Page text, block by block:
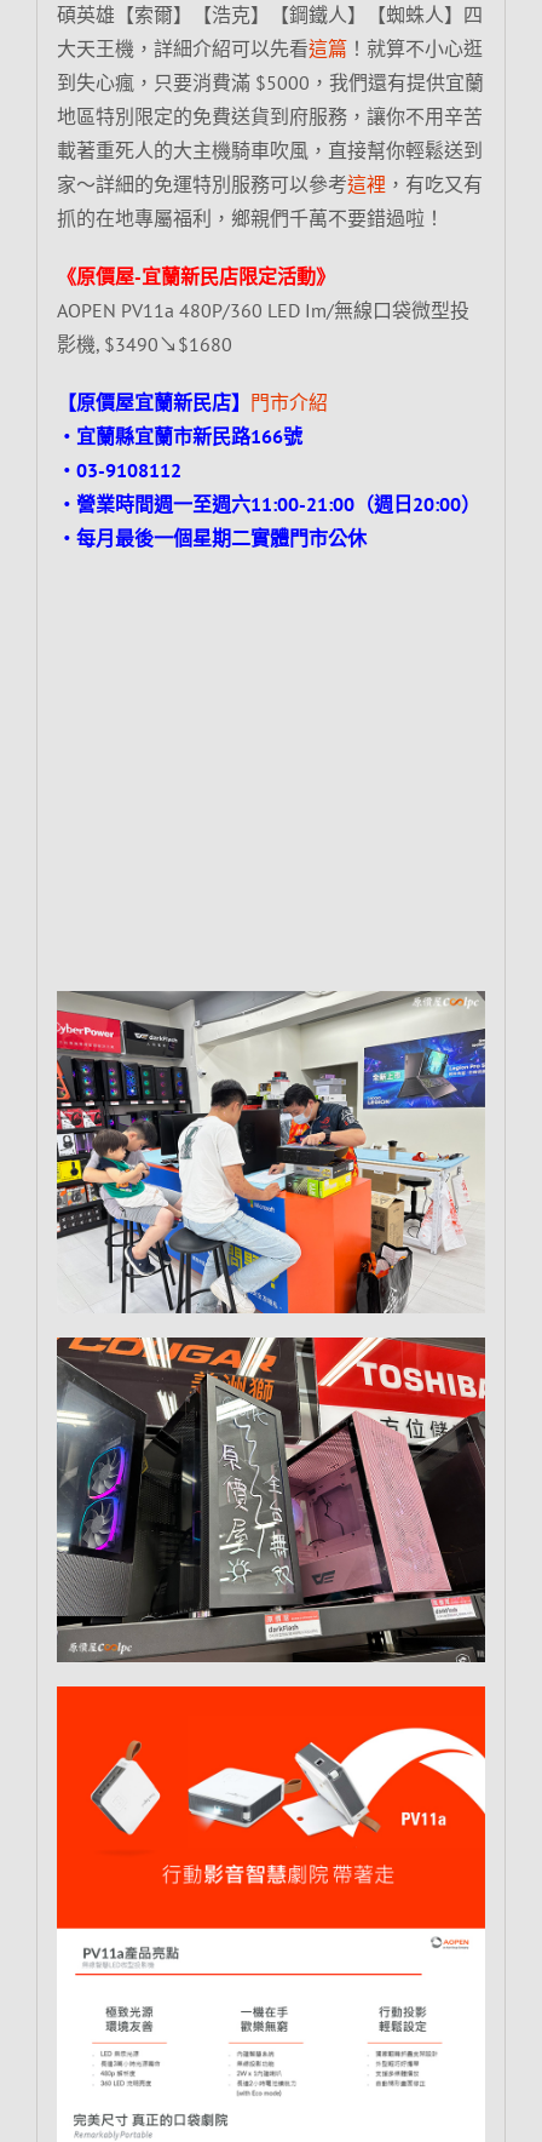
碩英雄【索爾】【浩克】【鋼鐵人】【蜘蛛人】四
大天王機，詳細介紹可以先看這篇！就算不小心逛
到失心瘋，只要消費滿 $5000，我們還有提供宜蘭
地區特別限定的免費送貨到府服務，讓你不用辛苦
載著重死人的大主機騎車吹風，直接幫你輕鬆送到
家～詳細的免運特別服務可以參考這裡 ，有吃又有
抓的在地專屬福利，鄉親們千萬不要錯過啦！
《原價屋-宜蘭新民店限定活動》
AOPEN PV11a 480P/360 LED Im/無線口袋微型投
影機, $3490↘$1680
【原價屋宜蘭新民店】 門市介紹
‧宜蘭縣宜蘭市新民路166號
‧03-9108112
‧營業時間週一至週六11:00-21:00（週日20:00）
‧每月最後一個星期二實體門市公休